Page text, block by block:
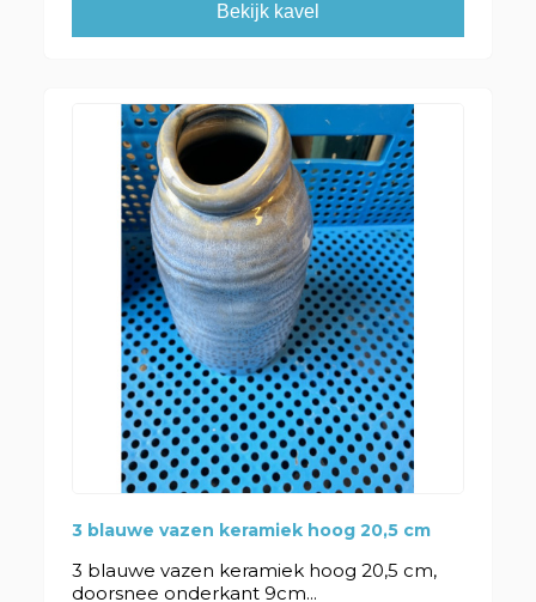
Bekijk kavel
3 blauwe vazen keramiek hoog 20,5 cm
3 blauwe vazen keramiek hoog 20,5 cm,
doorsnee onderkant 9cm...